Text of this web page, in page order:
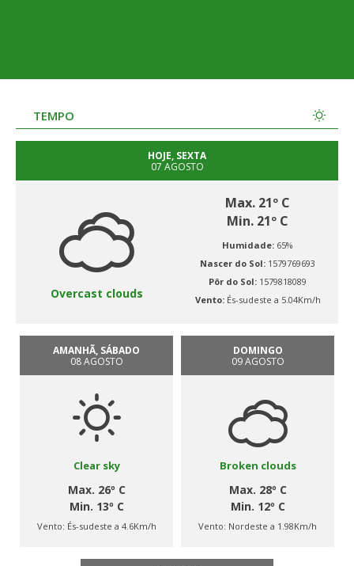
TEMPO
HOJE, SEXTA
07 AGOSTO
Overcast clouds
Max. 21º C
Min. 21º C
Humidade: 65%
Nascer do Sol: 1579769693
Pôr do Sol: 1579818089
Vento: És-sudeste a 5.04Km/h
AMANHÃ, SÁBADO
08 AGOSTO
Clear sky
Max. 26º C
Min. 13º C
Vento: És-sudeste a 4.6Km/h
DOMINGO
09 AGOSTO
Broken clouds
Max. 28º C
Min. 12º C
Vento: Nordeste a 1.98Km/h